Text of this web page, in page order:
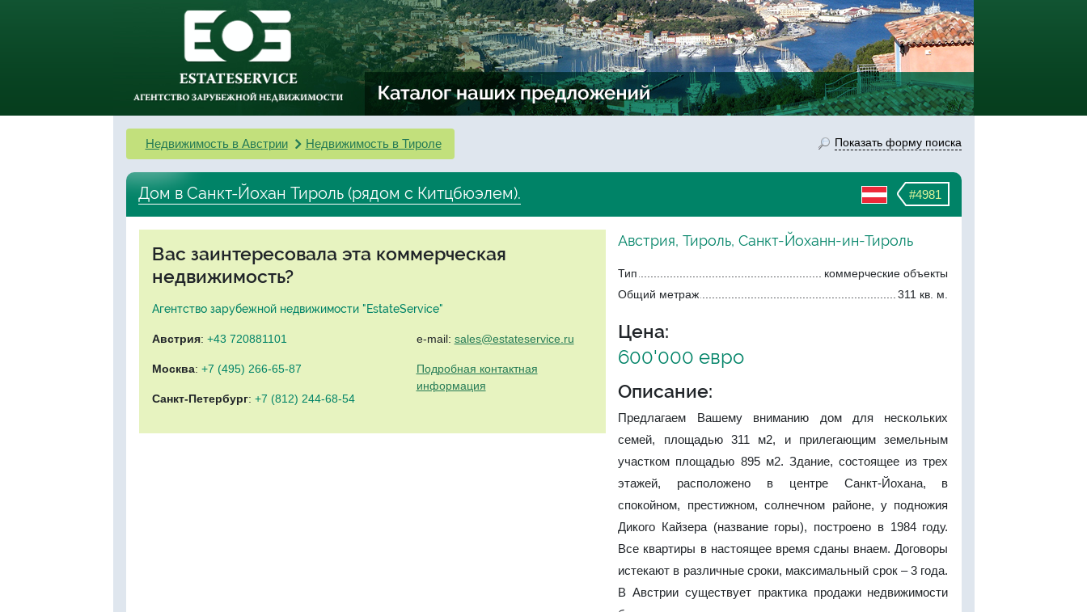
Недвижимость в Австрии Недвижимость в Тироле Показать форму поиска
#4981
Дом в Санкт-Йохан Тироль (рядом с Китцбюэлем).
Вас заинтересовала эта коммерческая
недвижимость?
Агентство зарубежной недвижимости "EstateService"
Австрия: +43 720881101
Москва: +7 (495) 266-65-87
Санкт-Петербург: +7 (812) 244-68-54
e-mail: sales@estateservice.ru
Подробная контактная
информация
Австрия, Тироль, Санкт-Йоханн-ин-Тироль
Тип
коммерческие объекты
Общий метраж
311 кв. м.
Цена:
600'000 евро
Описание:
Предлагаем Вашему вниманию дом для нескольких
семей, площадью 311 м2, и прилегающим земельным
участком площадью 895 м2. Здание, состоящее из трех
этажей, расположено в центре Санкт-Йохана, в
спокойном, престижном, солнечном районе, у подножия
Дикого Кайзера (название горы), построено в 1984 году.
Все квартиры в настоящее время сданы внаем. Договоры
истекают в различные сроки, максимальный срок – 3 года.
В Австрии существует практика продажи недвижимости